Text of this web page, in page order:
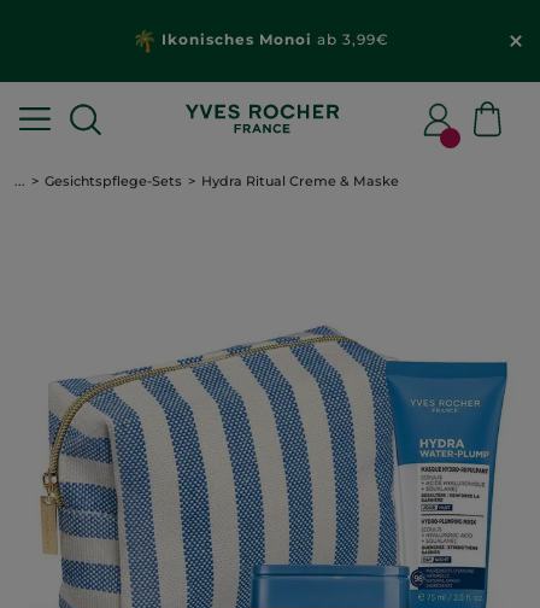
Ikonisches Monoi ab 3,99€
... Gesichtspflege-Sets Hydra Ritual Creme & Maske